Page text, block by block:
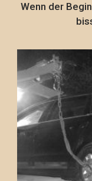
Wenn der